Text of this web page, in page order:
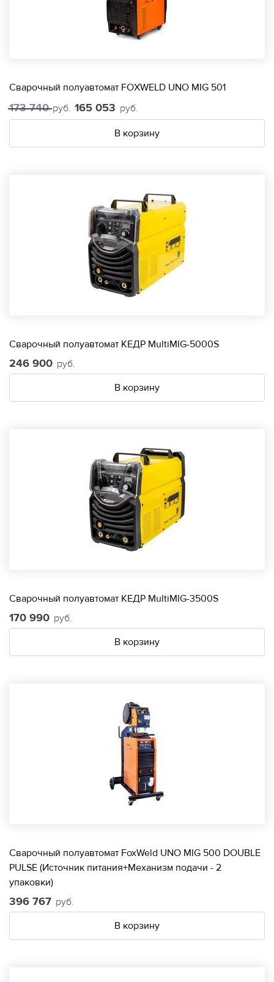
Сварочный полуавтомат FOXWELD UNO MIG 501
173 740руб. 165 053 руб.
В корзину
Сварочный полуавтомат КЕДР MultiMIG-5000S
246 900 руб.
В корзину
Сварочный полуавтомат КЕДР MultiMIG-3500S
170 990 руб.
В корзину
Сварочный полуавтомат FoxWeld UNO MIG 500 DOUBLE
PULSE (Источник питания+Механизм подачи - 2
упаковки)
396 767 руб.
В корзину